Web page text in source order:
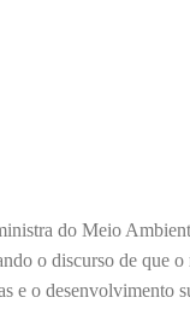
do Meio
o discurso de que o
e o desenvolvimento